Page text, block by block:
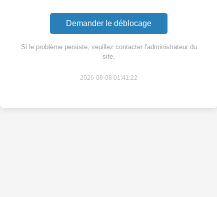
Demander le déblocage
Si le problème persiste, veuillez contacter l'administrateur du
site.
2026-08-08 01:41:22